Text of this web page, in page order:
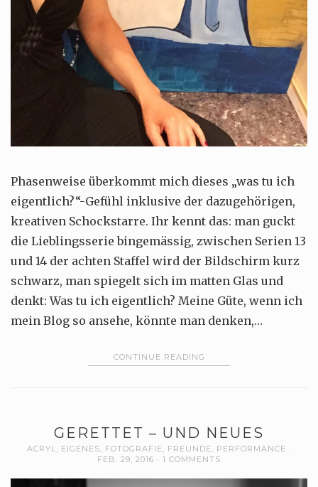
Phasenweise überkommt mich dieses „was tu ich
eigentlich?“-Gefühl inklusive der dazugehörigen,
kreativen Schockstarre. Ihr kennt das: man guckt
die Lieblingsserie bingemässig, zwischen Serien 13
und 14 der achten Staffel wird der Bildschirm kurz
schwarz, man spiegelt sich im matten Glas und
denkt: Was tu ich eigentlich? Meine Güte, wenn ich
mein Blog so ansehe, könnte man denken,…
CONTINUE READING
GERETTET – UND NEUES
ACRYL, EIGENES, FOTOGRAFIE, FREUNDE, PERFORMANCE
FEB. 29, 2016
1 COMMENTS